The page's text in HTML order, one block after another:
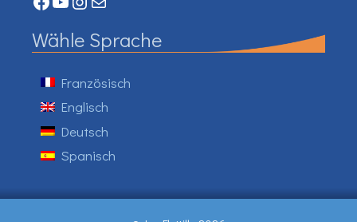
Wähle Sprache
Französisch
Englisch
Deutsch
Spanisch